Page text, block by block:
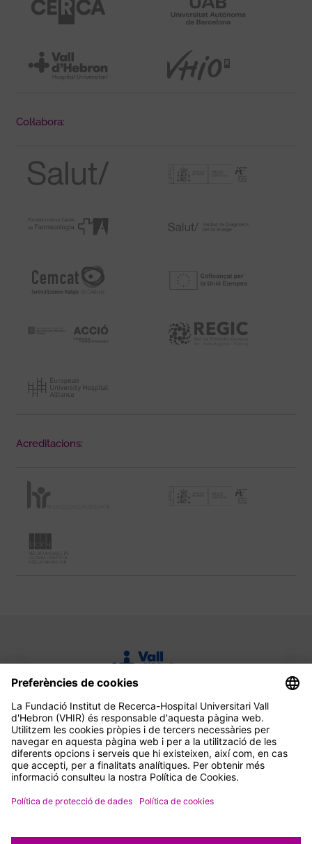
Col·labora:
Acreditacions: